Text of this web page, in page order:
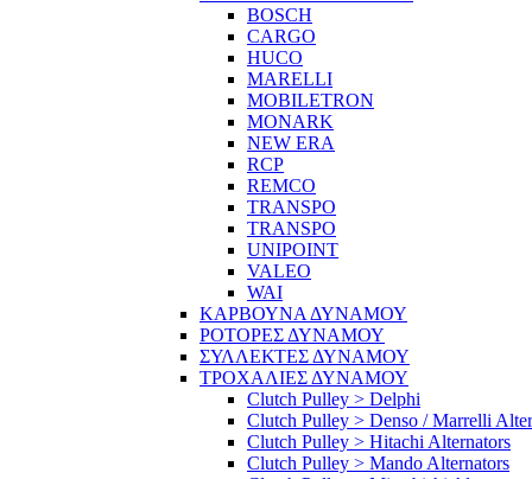
BOSCH
CARGO
HUCO
MARELLI
MOBILETRON
MONARK
NEW ERA
RCP
REMCO
TRANSPO
TRANSPO
UNIPOINT
VALEO
WAI
ΚΑΡΒΟΥΝΑ ΔΥΝΑΜΟΥ
ΡΟΤΟΡΕΣ ΔΥΝΑΜΟΥ
ΣΥΛΛΕΚΤΕΣ ΔΥΝΑΜΟΥ
ΤΡΟΧΑΛΙΕΣ ΔΥΝΑΜΟΥ
Clutch Pulley > Delphi
Clutch Pulley > Denso / Marrelli
Clutch Pulley > Hitachi Alternators
Clutch Pulley > Mando Alternators